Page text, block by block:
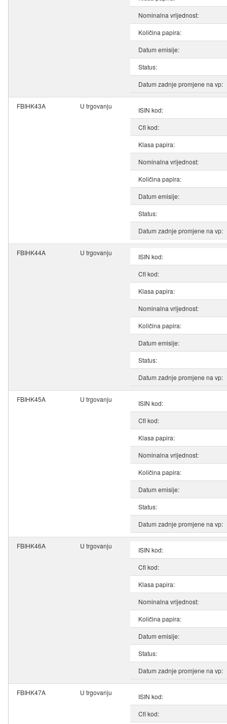
Nominalna vrijednost:
Količina papira:
Datum emisije:
Status:
Datum zadnje promjene na vp:
FBIHK43A U trgovanju
ISIN kod:
Cfi kod:
Klasa papira:
Nominalna vrijednost:
Količina papira:
Datum emisije:
Status:
Datum zadnje promjene na vp:
FBIHK44A U trgovanju
ISIN kod:
Cfi kod:
Klasa papira:
Nominalna vrijednost:
Količina papira:
Datum emisije:
Status:
Datum zadnje promjene na vp:
FBIHK45A U trgovanju
ISIN kod:
Cfi kod:
Klasa papira:
Nominalna vrijednost:
Količina papira:
Datum emisije:
Status:
Datum zadnje promjene na vp:
FBIHK46A U trgovanju
ISIN kod:
Cfi kod:
Klasa papira:
Nominalna vrijednost:
Količina papira:
Datum emisije:
Status:
Datum zadnje promjene na vp:
FBIHK47A U trgovanju
ISIN kod:
Cfi kod: